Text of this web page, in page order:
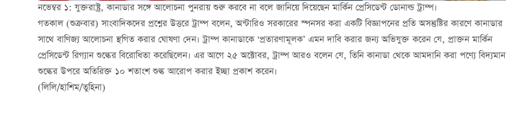
নভেম্বর ১: যুক্তরাষ্ট্র, কানাডার সঙ্গে আলোচনা পুনরায় শুরু করবে না বলে জানিয়ে দিয়েছেন মার্কিন প্রেসিডেন্ট ডোনাল্ড ট্রাম্প।
গতকাল (শুক্রবার) সাংবাদিকদের প্রশ্নের উত্তরে ট্রাম্প বলেন, অন্টারিও সরকারের স্পনসর করা একটি বিজ্ঞাপনের প্রতি অসন্তুষ্টির কারণে কানাডার
সাথে বাণিজ্য আলোচনা স্থগিত করার ঘোষণা দেন। ট্রাম্প কানাডাকে ‘প্রতারণামূলক’ এমন দাবি করার জন্য অভিযুক্ত করেন যে, প্রাক্তন মার্কিন
প্রেসিডেন্ট রিগ্যান শুল্কের বিরোধিতা করেছিলেন। এর আগে ২৫ অক্টোবর, ট্রাম্প আরও বলেন যে, তিনি কানাডা থেকে আমদানি করা পণ্যে বিদ্যমান
শুল্কের উপরে অতিরিক্ত ১০ শতাংশ শুল্ক আরোপ করার ইচ্ছা প্রকাশ করেন।
(লিলি/হাশিম/তুহিনা)